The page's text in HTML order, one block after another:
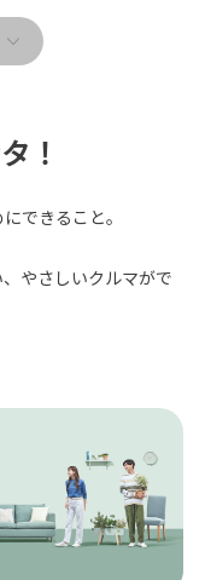
！
できること。
やさしいクルマがで